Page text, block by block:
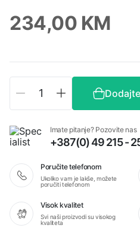
234,00 KM
PD36R
Pro
V2.0
set
lampa
količina
Imate pitanje? Pozovite nas
+387(0) 49 215 -
Poručite telefonom
Ukoliko vam je lakše, možete
poručiti telefonom
Visok kvalitet
Svi naši proizvodi su visokog
kvaliteta